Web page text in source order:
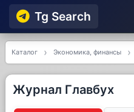
Tg Searсh
Каталог Экономика, финансы
Журнал Главбух